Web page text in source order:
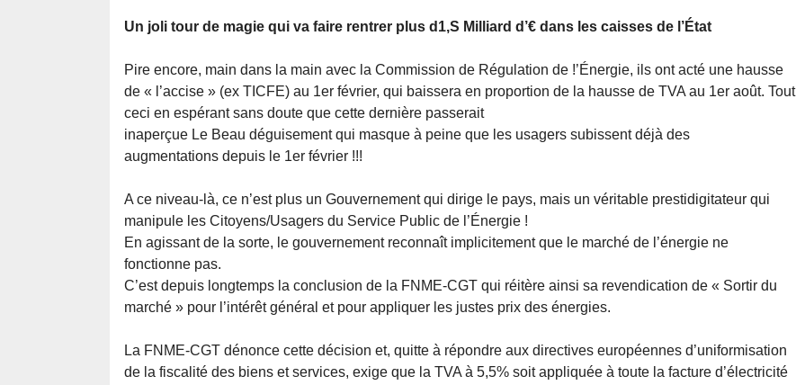
Un joli tour de magie qui va faire rentrer plus d1,S Milliard d’€ dans les caisses de l’État
Pire encore, main dans la main avec la Commission de Régulation de !’Énergie, ils ont acté une hausse
de « l’accise » (ex TICFE) au 1er février, qui baissera en proportion de la hausse de TVA au 1er août. Tout
ceci en espérant sans doute que cette dernière passerait
inaperçue Le Beau déguisement qui masque à peine que les usagers subissent déjà des
augmentations depuis le 1er février !!!
A ce niveau-là, ce n’est plus un Gouvernement qui dirige le pays, mais un véritable prestidigitateur qui
manipule les Citoyens/Usagers du Service Public de l’Énergie !
En agissant de la sorte, le gouvernement reconnaît implicitement que le marché de l’énergie ne
fonctionne pas.
C’est depuis longtemps la conclusion de la FNME-CGT qui réitère ainsi sa revendication de « Sortir du
marché » pour l’intérêt général et pour appliquer les justes prix des énergies.
La FNME-CGT dénonce cette décision et, quitte à répondre aux directives européennes d’uniformisation
de la fiscalité des biens et services, exige que la TVA à 5,5% soit appliquée à toute la facture d’électricité